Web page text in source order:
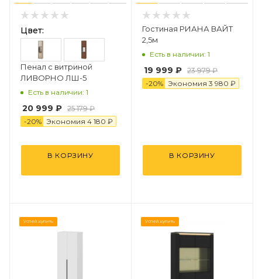
Цвет:
Пенал с витриной
ЛИВОРНО ЛШ-5
Есть в наличии: 1
20 999 ₽ 25 179 ₽
-20% Экономия 4 180 ₽
В КОРЗИНУ
Гостиная РИАНА ВАЙТ
2,5м
Есть в наличии: 1
19 999 ₽ 23 979 ₽
-20% Экономия 3 980 ₽
В КОРЗИНУ
Успей купить Успей купить